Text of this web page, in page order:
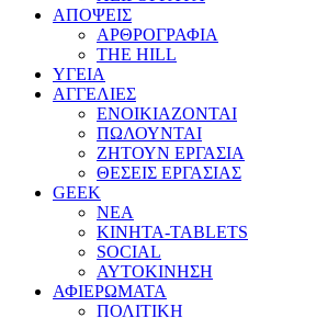
ΑΠΟΨΕΙΣ
ΑΡΘΡΟΓΡΑΦΙΑ
THE HILL
ΥΓΕΙΑ
ΑΓΓΕΛΙΕΣ
ΕΝΟΙΚΙΑΖΟΝΤΑΙ
ΠΩΛΟΥΝΤΑΙ
ΖΗΤΟΥΝ ΕΡΓΑΣΙΑ
ΘΕΣΕΙΣ ΕΡΓΑΣΙΑΣ
GEEK
ΝΕΑ
ΚΙΝΗΤΑ-TABLETS
SOCIAL
ΑΥΤΟΚΙΝΗΣΗ
ΑΦΙΕΡΩΜΑΤΑ
ΠΟΛΙΤΙΚΗ